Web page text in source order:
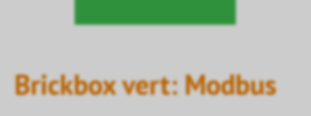
Brickbox vert: Modbus